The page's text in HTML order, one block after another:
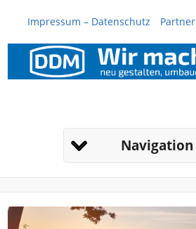
Impressum – Datenschutz Partner
Navigation